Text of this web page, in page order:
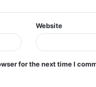
Website
for the next time I